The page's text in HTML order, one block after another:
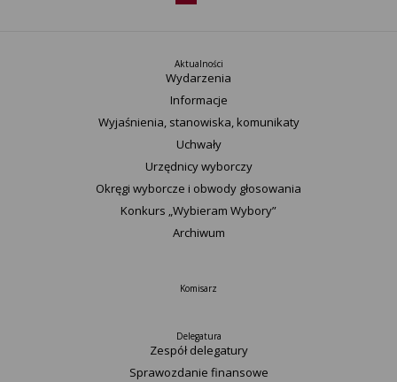
Aktualności
Wydarzenia
Informacje
Wyjaśnienia, stanowiska, komunikaty
Uchwały
Urzędnicy wyborczy
Okręgi wyborcze i obwody głosowania
Konkurs „Wybieram Wybory”
Archiwum
Komisarz
Delegatura
Zespół delegatury
Sprawozdanie finansowe